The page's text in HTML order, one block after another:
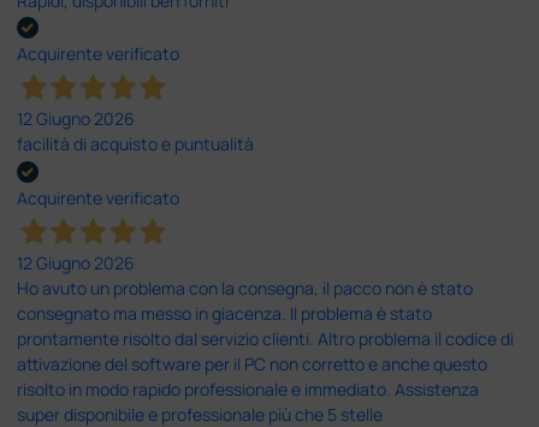
Acquirente verificato
12 Giugno 2026
facilità di acquisto e puntualità
Acquirente verificato
12 Giugno 2026
Ho avuto un problema con la consegna, il pacco non è stato
consegnato ma messo in giacenza. Il problema è stato
prontamente risolto dal servizio clienti. Altro problema il codice di
attivazione del software per il PC non corretto e anche questo
risolto in modo rapido professionale e immediato. Assistenza
super disponibile e professionale più che 5 stelle